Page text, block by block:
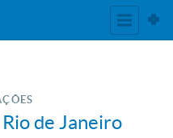
de Janeiro